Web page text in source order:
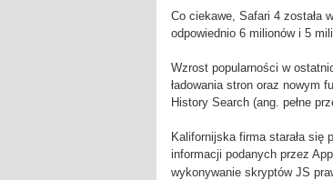
Co ciekawe, Safari 4 została
odpowiednio 6 milionów i 5
Wzrost popularności w
ładowania stron oraz nowym
History Search (ang. pełne
Kalifornijska firma starała się
informacji podanych przez
wykonywanie skryptów JS